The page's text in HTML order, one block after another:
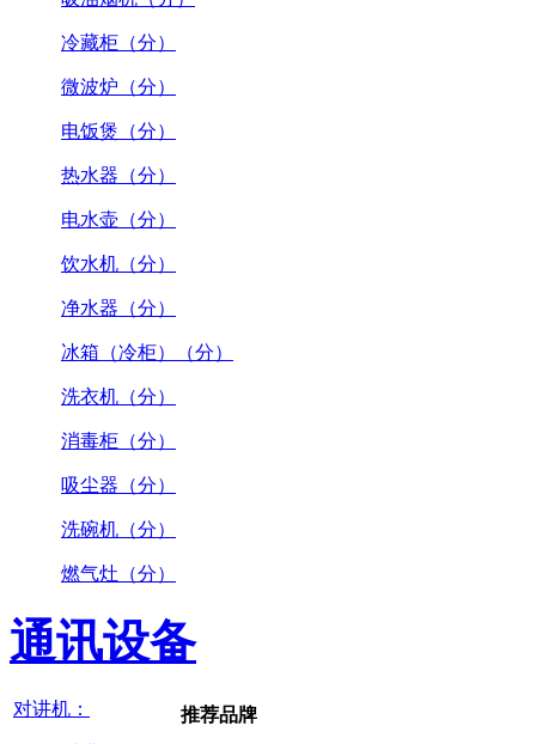
冷藏柜（分）
微波炉（分）
电饭煲（分）
热水器（分）
电水壶（分）
饮水机（分）
净水器（分）
冰箱（冷柜）（分）
洗衣机（分）
消毒柜（分）
吸尘器（分）
洗碗机（分）
燃气灶（分）
通讯设备
对讲机： 推荐品牌